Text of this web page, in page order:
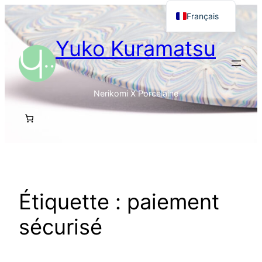
Aller
au
contenu
Yuko Kuramatsu
Nerikomi X Porcelaine
Étiquette : paiement
sécurisé
Français
English
日本語